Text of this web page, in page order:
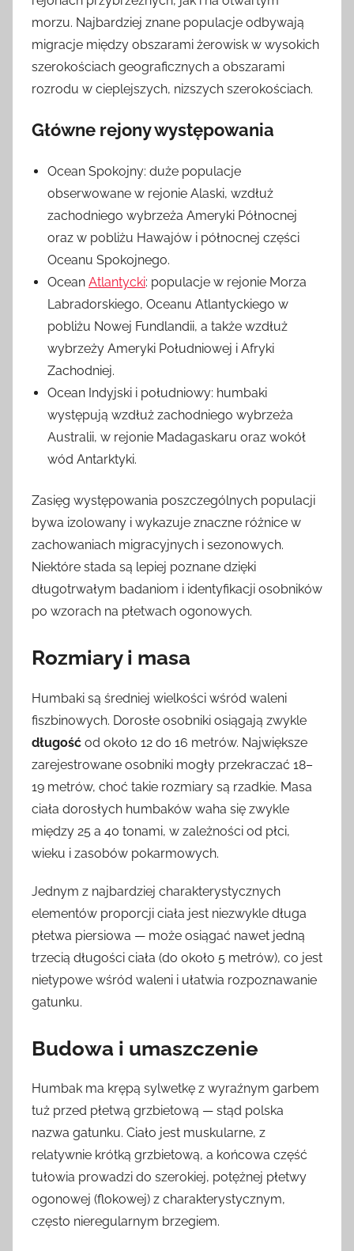
morzu. Najbardziej znane populacje odbywają
migracje między obszarami żerowisk w wysokich
szerokościach geograficznych a obszarami
rozrodu w cieplejszych, nizszych szerokościach.
Główne rejony występowania
Ocean Spokojny: duże populacje
obserwowane w rejonie Alaski, wzdłuż
zachodniego wybrzeża Ameryki Północnej
oraz w pobliżu Hawajów i północnej części
Oceanu Spokojnego.
Ocean Atlantycki: populacje w rejonie Morza
Labradorskiego, Oceanu Atlantyckiego w
pobliżu Nowej Fundlandii, a także wzdłuż
wybrzeży Ameryki Południowej i Afryki
Zachodniej.
Ocean Indyjski i południowy: humbaki
występują wzdłuż zachodniego wybrzeża
Australii, w rejonie Madagaskaru oraz wokół
wód Antarktyki.
Zasięg występowania poszczególnych populacji
bywa izolowany i wykazuje znaczne różnice w
zachowaniach migracyjnych i sezonowych.
Niektóre stada są lepiej poznane dzięki
długotrwałym badaniom i identyfikacji osobników
po wzorach na płetwach ogonowych.
Rozmiary i masa
Humbaki są średniej wielkości wśród waleni
fiszbinowych. Dorosłe osobniki osiągają zwykle
długość od około 12 do 16 metrów. Największe
zarejestrowane osobniki mogły przekraczać 18–
19 metrów, choć takie rozmiary są rzadkie. Masa
ciała dorosłych humbaków waha się zwykle
między 25 a 40 tonami, w zależności od płci,
wieku i zasobów pokarmowych.
Jednym z najbardziej charakterystycznych
elementów proporcji ciała jest niezwykle długa
płetwa piersiowa — może osiągać nawet jedną
trzecią długości ciała (do około 5 metrów), co jest
nietypowe wśród waleni i ułatwia rozpoznawanie
gatunku.
Budowa i umaszczenie
Humbak ma krępą sylwetkę z wyraźnym garbem
tuż przed płetwą grzbietową — stąd polska
nazwa gatunku. Ciało jest muskularne, z
relatywnie krótką grzbietową, a końcowa część
tułowia prowadzi do szerokiej, potężnej płetwy
ogonowej (flokowej) z charakterystycznym,
często nieregularnym brzegiem.